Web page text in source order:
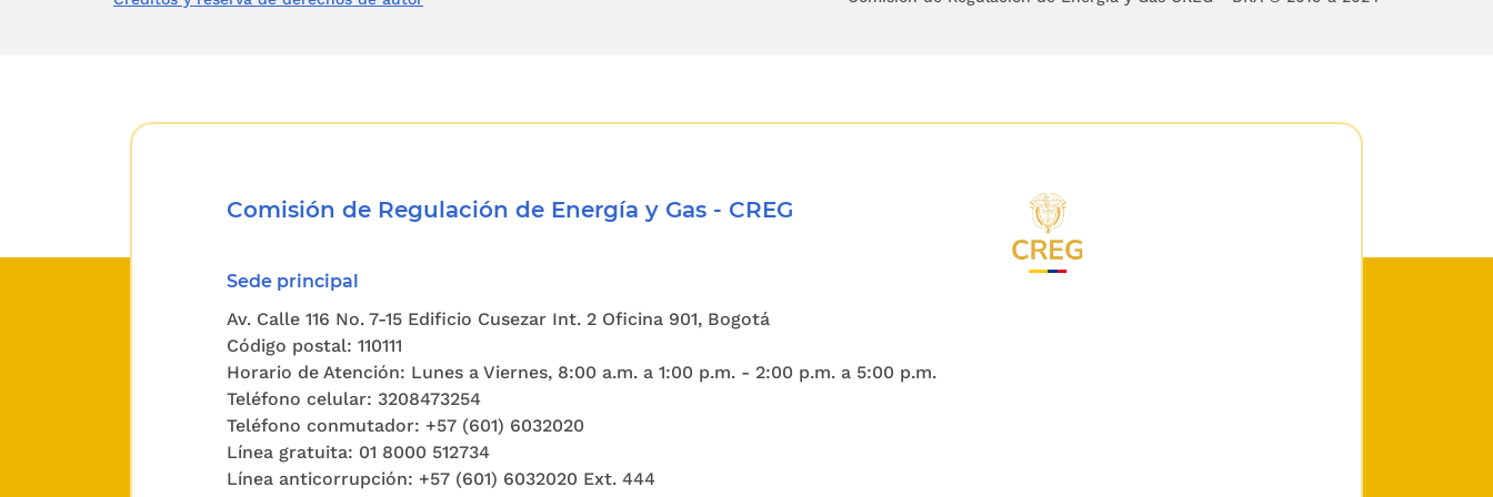
relacionados con la convivencia en el territorio nacional.
ARTÍCULO 3o. ÁMBITO DE APLICACIÓN DEL DERECHO DE POLICÍA.
Policía se aplicará a todas las personas naturales o jurídicas, de conformidad con
Las autoridades de Policía sujetarán sus actuaciones al procedimiento único de
Policía, sin perjuicio de las competencias que les asistan en procedimientos
regulados por leyes especiales.
ARTÍCULO 4o. AUTONOMÍA DEL ACTO Y DEL PROCEDIMIENTO DE POLICÍA.
Comisión de Regulación de Energía y Gas - CREG
Sede principal
Av. Calle 116 No. 7-15 Edificio Cusezar Int. 2 Oficina 901, Bogotá
Código postal: 110111
Horario de Atención: Lunes a Viernes, 8:00 a.m. a 1:00 p.m. - 2:00 p.m. a 5:00 p.m.
Teléfono celular: 3208473254
Teléfono conmutador: +57 (601) 6032020
Línea gratuita: 01 8000 512734
Línea anticorrupción: +57 (601) 6032020 Ext. 444